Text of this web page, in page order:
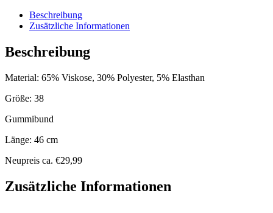
36/38
Menge
Beschreibung
Zusätzliche Informationen
Beschreibung
Material: 65% Viskose, 30% Polyester, 5% Elasthan
Größe: 38
Gummibund
Länge: 46 cm
Neupreis ca. €29,99
Zusätzliche Informationen